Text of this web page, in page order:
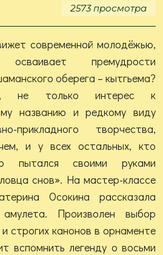
2573 просмотра
современной молодёжью,
осваивает премудрости
оберега – кытгьема?
не только интерес к
названию и редкому виду
прикладного творчества,
и у всех остальных, кто
пытался своими руками
снов». На мастер-классе
Осокина рассказала
Произволен выбор
строгих канонов в орнаменте
вспомнить легенду о восьми